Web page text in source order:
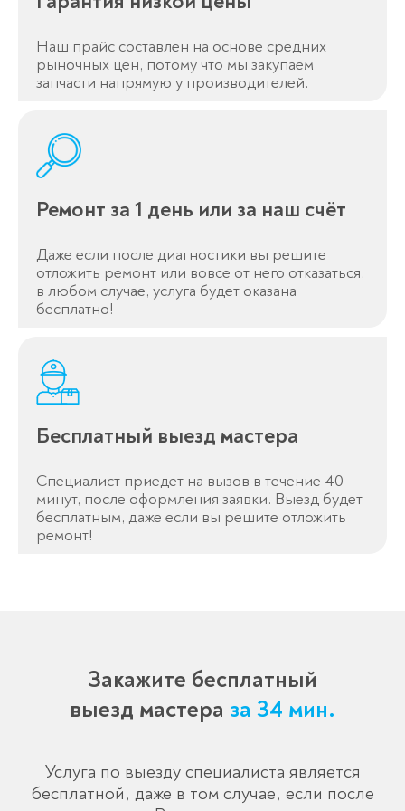
Наш прайс составлен на основе средних
рыночных цен, потому что мы закупаем
запчасти напрямую у производителей.
Ремонт за 1 день или за наш счёт
Даже если после диагностики вы решите
отложить ремонт или вовсе от него отказаться,
в любом случае, услуга будет оказана
бесплатно!
Бесплатный выезд мастера
Специалист приедет на вызов в течение 40
минут, после оформления заявки. Выезд будет
бесплатным, даже если вы решите отложить
ремонт!
Закажите бесплатный
выезд мастера за 34 мин.
Услуга по выезду специалиста является
бесплатной, даже в том случае, если после
Менеджер свяжется с вами в
течение 3-x минут.